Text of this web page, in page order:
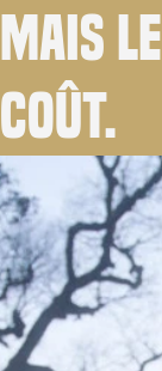
Mais
coût.